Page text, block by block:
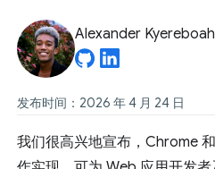
Alexander Kyereboah
发布时间：2026 年 4 月 24 日
我们很高兴地宣布，Chrome